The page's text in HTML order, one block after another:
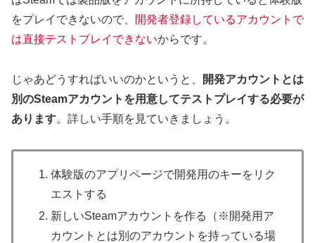
をプレイできないので、
開発者登録しているアカウントで
は直接テストプレイできないからです。
じゃあどうすればいいのかというと、
開発アカウントとは
別のSteamアカウントを用意してテストプレイする必要が
あります。詳しい手順を見ていきましょう。
体験版のアプリページで開発用のキーをリク
エストする
新しいSteamアカウントを作る（※開発用ア
カウントとは別のアカウントを持っている場